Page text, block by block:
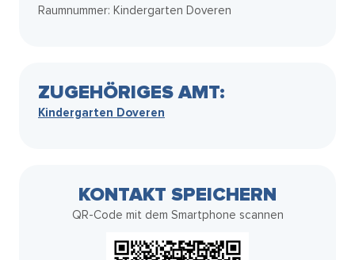
Raumnummer: Kindergarten Doveren
ZUGEHÖRIGES AMT:
Kindergarten Doveren
KONTAKT SPEICHERN
QR-Code mit dem Smartphone scannen